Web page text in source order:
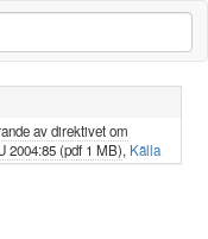
av direktivet om
2004:85 (pdf 1 MB), Källa